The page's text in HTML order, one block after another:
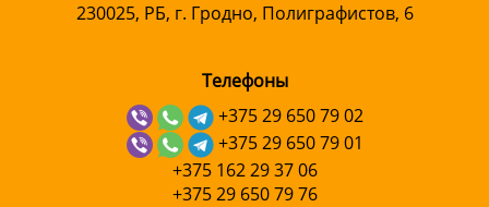
230025, РБ, г. Гродно, Полиграфистов, 6
Телефоны
+375 29 650 79 02
+375 29 650 79 01
+375 162 29 37 06
+375 29 650 79 76